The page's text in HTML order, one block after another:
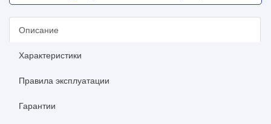
Описание
Характеристики
Правила эксплуатации
Гарантии